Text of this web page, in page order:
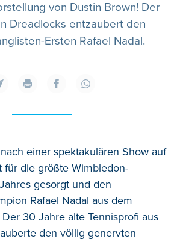
von Dustin Brown! Der
Dreadlocks entzaubert den
Ersten Rafael Nadal.
einer spektakulären Show auf
für die größte Wimbledon-
gesorgt und den
Rafael Nadal aus dem
30 Jahre alte Tennisprofi aus
den völlig genervten